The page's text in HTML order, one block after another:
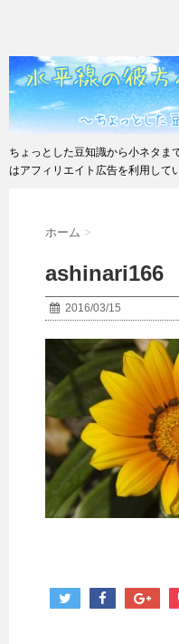
ちょっとした豆知識から小ネタま
はアフィリエイト広告を利用して
ホーム >
ashinari166
2016/03/15